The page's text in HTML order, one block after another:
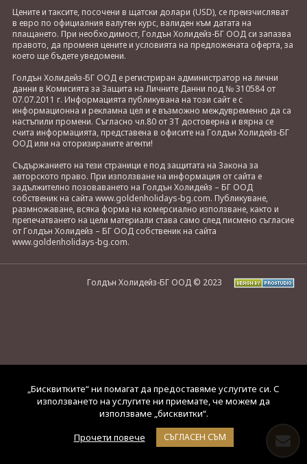
Цените и таксите, посочени в щатски долари (USD), се преизчисляват
в евро по официалния валутен курс, валиден към датата на
плащането. При необходимост, Голдън Холидейз-БГ ООД си запазва
правото, да променя цените и условията на предложената оферта, за
което ще бъдете уведомени.
Голдън Холидейз-БГ ООД е регистриран администратор на лични
данни в Комисията за Защита на Личните Данни под № 310584 от
07.07.2011 г. Информацията публикувана на този сайт е с
информационна и рекламна цел и е възможно междувременно да са
настъпили промени. Съгласно чл.80 от ЗТ достоверна и вярна се
счита информацията, представена в офисите на Голдън Холидейз-БГ
ООД или на оторизираните агенти!
Съдържанието на тези страници е под защитата на Закона за
авторското право. При използване на информация от сайта е
задължително позоваването на Голдън Холидейз – БГ ООД
собственик на сайта www.goldenholidays-bg.com. Публикуване,
размножаване, всяка форма на комерсиално използване, както и
препечатването на цели материали става само след писмено съгласие
от Голдън Холидейз – БГ ООД собственик на сайта
www.goldenholidays-bg.com.
Голдън Холидейз-БГ ООД © 2023
„Бисквитките“ ни помагат да предоставяме услугите си. С
използването на услугите ни приемате, че можем да
използваме „бисквитки“.
Прочети повече
СЪГЛАСЕН СЪМ